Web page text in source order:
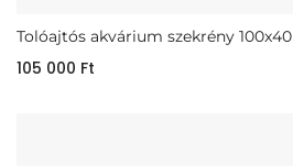
Tolóajtós akvárium szekrény 100x40
105 000 Ft